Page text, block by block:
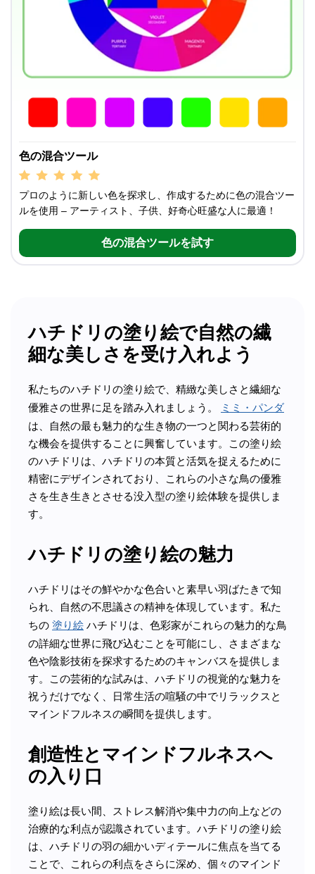
色の混合ツール
プロのように新しい色を探求し、作成するために色の混合ツー
ルを使用 – アーティスト、子供、好奇心旺盛な人に最適！
色の混合ツールを試す
ハチドリの塗り絵で自然の繊
細な美しさを受け入れよう
私たちのハチドリの塗り絵で、精緻な美しさと繊細な
優雅さの世界に足を踏み入れましょう。
ミミ・パンダ
は、自然の最も魅力的な生き物の一つと関わる芸術的
な機会を提供することに興奮しています。この塗り絵
のハチドリは、ハチドリの本質と活気を捉えるために
精密にデザインされており、これらの小さな鳥の優雅
さを生き生きとさせる没入型の塗り絵体験を提供しま
す。
ハチドリの塗り絵の魅力
ハチドリはその鮮やかな色合いと素早い羽ばたきで知
られ、自然の不思議さの精神を体現しています。私た
ちの 塗り絵 ハチドリは、色彩家がこれらの魅力的な鳥
の詳細な世界に飛び込むことを可能にし、さまざまな
色や陰影技術を探求するためのキャンバスを提供しま
す。この芸術的な試みは、ハチドリの視覚的な魅力を
祝うだけでなく、日常生活の喧騒の中でリラックスと
マインドフルネスの瞬間を提供します。
創造性とマインドフルネスへ
の入り口
塗り絵は長い間、ストレス解消や集中力の向上などの
治療的な利点が認識されています。ハチドリの塗り絵
は、ハチドリの羽の細かいディテールに焦点を当てる
ことで、これらの利点をさらに深め、個々のマインド